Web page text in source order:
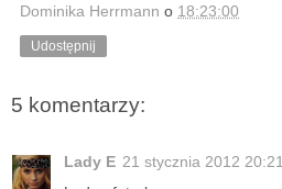
Dominika Herrmann o 18:23:00
Udostępnij
5 komentarzy:
Lady E 21 stycznia 2012 20:21